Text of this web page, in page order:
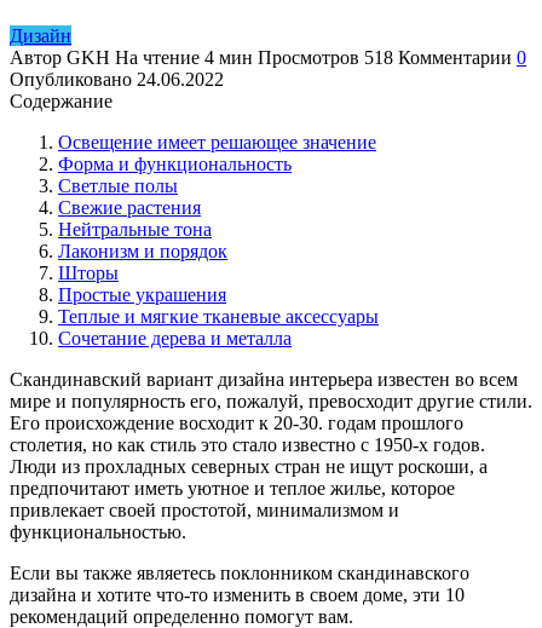
Дизайн
Автор GKH На чтение 4 мин Просмотров 518 Комментарии 0
Опубликовано 24.06.2022
Содержание
Освещение имеет решающее значение
Форма и функциональность
Светлые полы
Свежие растения
Нейтральные тона
Лаконизм и порядок
Шторы
Простые украшения
Теплые и мягкие тканевые аксессуары
Сочетание дерева и металла
Скандинавский вариант дизайна интерьера известен во всем
мире и популярность его, пожалуй, превосходит другие стили.
Его происхождение восходит к 20-30. годам прошлого
столетия, но как стиль это стало известно с 1950-х годов.
Люди из прохладных северных стран не ищут роскоши, а
предпочитают иметь уютное и теплое жилье, которое
привлекает своей простотой, минимализмом и
функциональностью.
Если вы также являетесь поклонником скандинавского
дизайна и хотите что-то изменить в своем доме, эти 10
рекомендаций определенно помогут вам.